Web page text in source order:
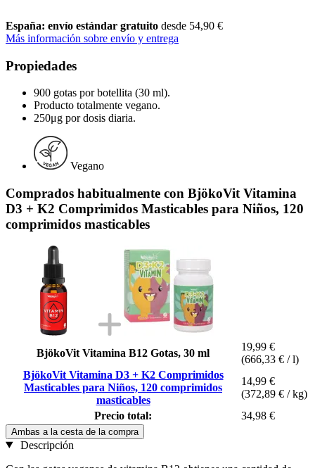
España: envío estándar gratuito desde 54,90 €
Más información sobre envío y entrega
Propiedades
900 gotas por botellita (30 ml).
Producto totalmente vegano.
250μg por dosis diaria.
Vegano
Comprados habitualmente con BjökoVit Vitamina
D3 + K2 Comprimidos Masticables para Niños, 120
comprimidos masticables
BjökoVit Vitamina B12 Gotas, 30 ml
19,99 €
(666,33 € / l)
BjökoVit Vitamina D3 + K2 Comprimidos
Masticables para Niños, 120 comprimidos
masticables
14,99 €
(372,89 € / kg)
Precio total:
34,98 €
Ambas a la cesta de la compra
Descripción